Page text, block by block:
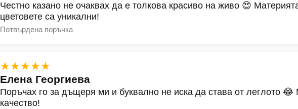
Честно казано не очаквах да е толкова красиво на живо 😍
цветовете са уникални!
Потвърдена поръчка
★★★★★
Елена Георгиева
Поръчах го за дъщеря ми и буквално не иска да става от леглото 😂
качество!